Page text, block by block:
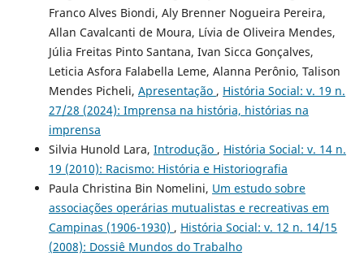
Franco Alves Biondi, Aly Brenner Nogueira Pereira,
Allan Cavalcanti de Moura, Lívia de Oliveira Mendes,
Júlia Freitas Pinto Santana, Ivan Sicca Gonçalves,
Leticia Asfora Falabella Leme, Alanna Perônio, Talison
Mendes Picheli, Apresentação , História Social: v. 19 n.
27/28 (2024): Imprensa na história, histórias na
imprensa
Silvia Hunold Lara, Introdução , História Social: v. 14 n.
19 (2010): Racismo: História e Historiografia
Paula Christina Bin Nomelini, Um estudo sobre
associações operárias mutualistas e recreativas em
Campinas (1906-1930) , História Social: v. 12 n. 14/15
(2008): Dossiê Mundos do Trabalho